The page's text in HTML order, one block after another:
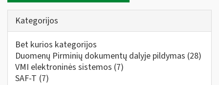
Kategorijos
Bet kurios kategorijos
Duomenų Pirminių dokumentų dalyje pildymas (28)
VMI elektroninės sistemos (7)
SAF-T (7)